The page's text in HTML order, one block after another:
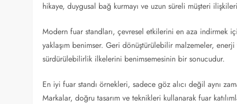
hikaye, duygusal bağ kurmayı ve uzun süreli müşteri
Modern fuar standları, çevresel etkilerini en aza indirmek
yaklaşım benimser. Geri dönüştürülebilir malzemeler,
sürdürülebilirlik ilkelerini benimsemesinin bir sonucudur.
En iyi fuar standı örnekleri, sadece göz alıcı değil aynı
Markalar, doğru tasarım ve teknikleri kullanarak fuar